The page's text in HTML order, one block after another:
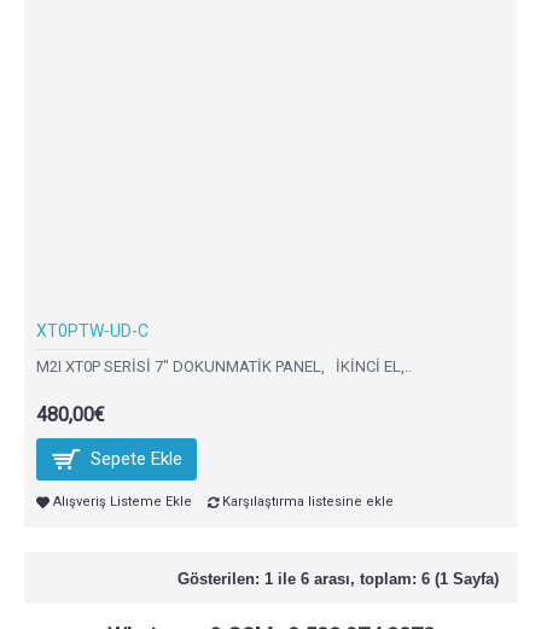
XT0PTW-UD-C
M2I XT0P SERİSİ 7" DOKUNMATİK PANEL, İKİNCİ EL,..
480,00€
Sepete Ekle
Alışveriş Listeme Ekle Karşılaştırma listesine ekle
Gösterilen: 1 ile 6 arası, toplam: 6 (1 Sayfa)